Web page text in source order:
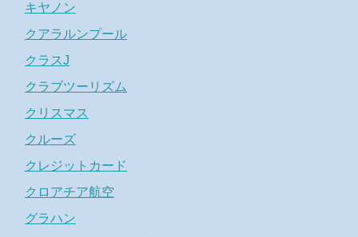
キヤノン
クアラルンプール
クラスJ
クラブツーリズム
クリスマス
クルーズ
クレジットカード
クロアチア航空
グラハン